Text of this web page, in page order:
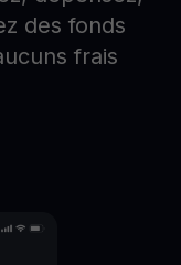
des fonds
frais